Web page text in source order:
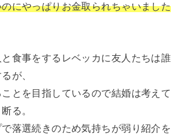
にやっぱりお金取られちゃいました
食事をするレベッカに友人たちは誰
が、
とを目指しているので結婚は考えて
る。
落選続きのため気持ちが弱り紹介を